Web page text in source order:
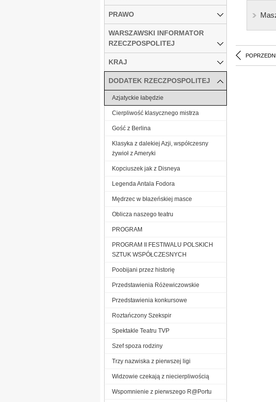
PRAWO
WARSZAWSKI INFORMATOR
RZECZPOSPOLITEJ
KRAJ
DODATEK RZECZPOSPOLITEJ
Azjatyckie łabędzie
Cierpliwość klasycznego mistrza
Gość z Berlina
Klasyka z dalekiej Azji, współczesny
żywioł z Ameryki
Kopciuszek jak z Disneya
Legenda Antala Fodora
Mędrzec w błazeńskiej masce
Oblicza naszego teatru
PROGRAM
PROGRAM II FESTIWALU POLSKICH
SZTUK WSPÓŁCZESNYCH
Poobijani przez historię
Przedstawienia Różewiczowskie
Przedstawienia konkursowe
Roztańczony Szekspir
Spektakle Teatru TVP
Szef spoza rodziny
Trzy nazwiska z pierwszej ligi
Widzowie czekają z niecierpliwością
Wspomnienie z pierwszego R@Portu